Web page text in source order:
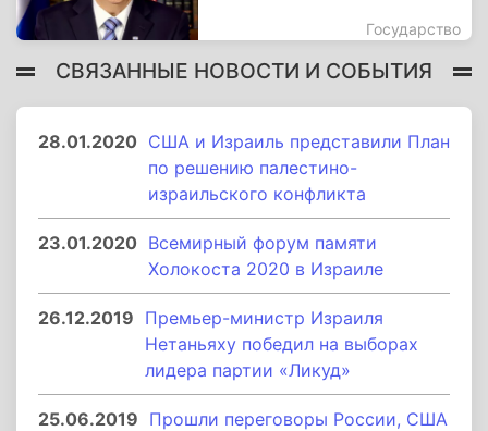
Государство
СВЯЗАННЫЕ НОВОСТИ И СОБЫТИЯ
28.01.2020 США и Израиль представили План
по решению палестино-
израильского конфликта
23.01.2020 Всемирный форум памяти
Холокоста 2020 в Израиле
26.12.2019 Премьер-министр Израиля
Нетаньяху победил на выборах
лидера партии «Ликуд»
25.06.2019 Прошли переговоры России, США